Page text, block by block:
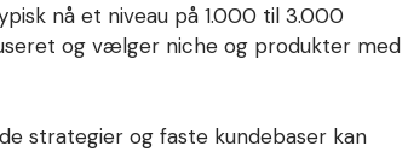
nå et niveau på 1.000 til 3.000
og vælger niche og produkter med
strategier og faste kundebaser kan